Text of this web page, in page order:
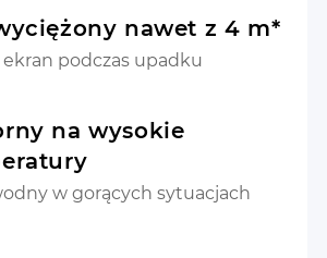
nawet z 4 m*
podczas upadku
na wysokie
w gorących sytuacjach